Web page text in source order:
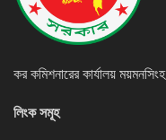
কর কমিশনারের কার্যালয় ময়মনসিংহ
লিংক সমূহ